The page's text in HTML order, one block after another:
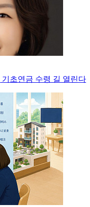
초연금 수령 길 열린다